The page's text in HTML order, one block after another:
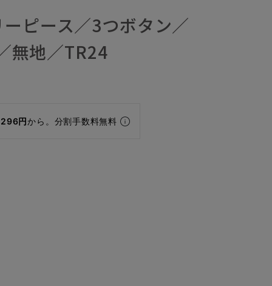
ピース／3つボタン／
無地／TR24
円から。分割手数料無料